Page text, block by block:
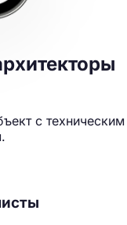
с техническим